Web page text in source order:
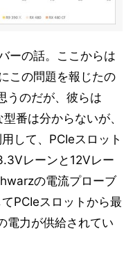
ーの話。ここからは
この問題を報じたの
うのだが、彼らは
番は分からないが、
して、PCIeスロット
レーンと12Vレー
の電流プローブ
PCIeスロットから最
電力が供給されてい